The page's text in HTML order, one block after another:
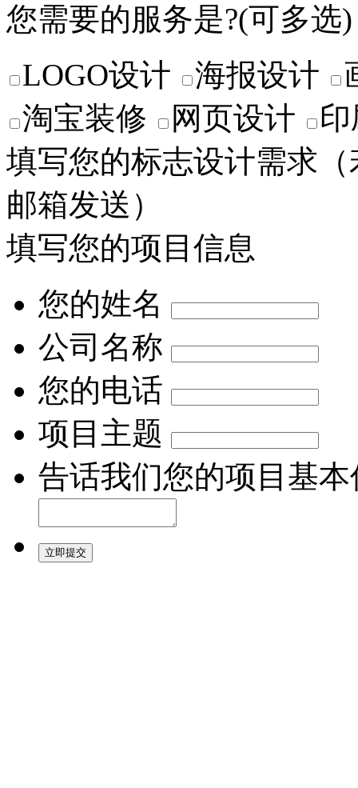
您需要的服务是?(可多选)
LOGO设计
海报设计
淘宝装修
网页设计
填写您的标志设计需求
邮箱发送）
填写您的项目信息
您的姓名
公司名称
您的电话
项目主题
告话我们您的项目基本